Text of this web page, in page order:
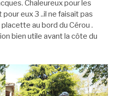
Chaleureux pour les
eux 3 ..il ne faisait pas
au bord du Cérou .
bien utile avant la côte du